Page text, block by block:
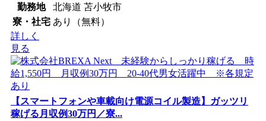
勤務地
北海道 苫小牧市
寮・社宅 あり（無料）
詳しく
見る
【スマートフォンや車載向け電源コイル製造】ガッツリ
稼げる月収例30万円／寮...